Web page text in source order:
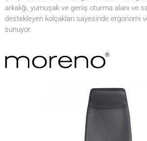
arkalığı, yumuşak ve geniş oturma alanı ve
destekleyen kolçakları sayesinde ergonomi
sunuyor.